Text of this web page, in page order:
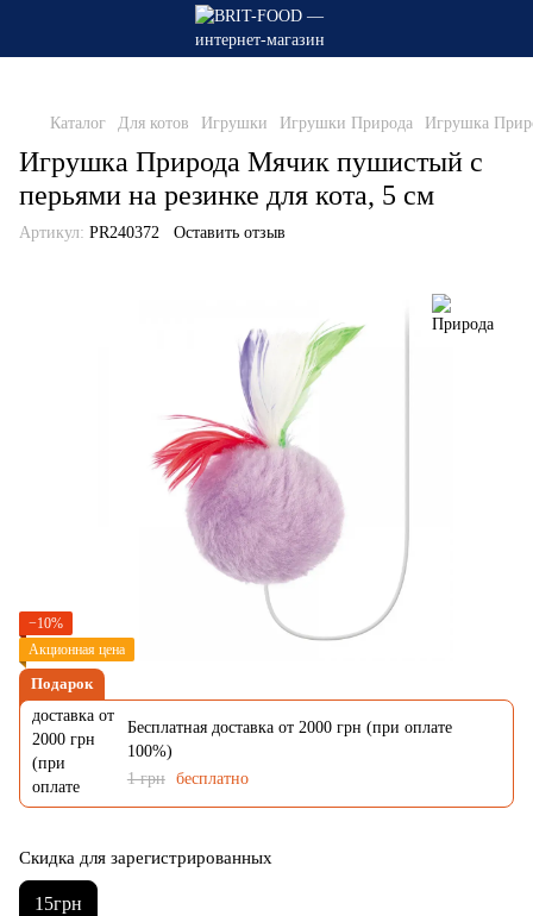
Каталог Для котов Игрушки Игрушки Природа Игрушка
Игрушка Природа Мячик пушистый с
перьями на резинке для кота, 5 см
Артикул: PR240372 Оставить отзыв
−10%
Акционная цена
Подарок
Бесплатная доставка от 2000 грн (при оплате
100%)
1 грн
бесплатно
Скидка для зарегистрированных
15грн